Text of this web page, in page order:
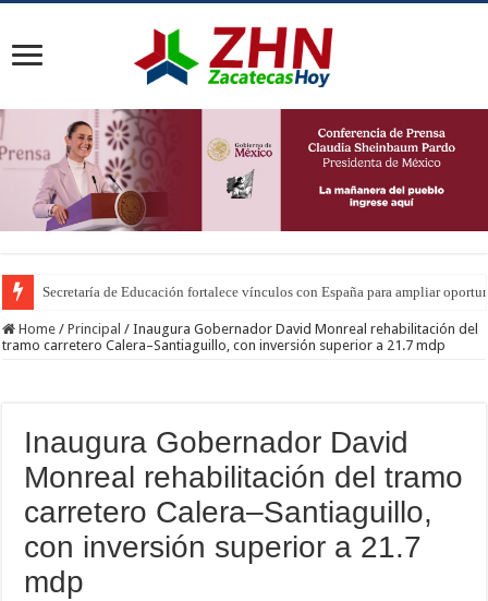
Secretaría de Educación fortalece vínculos con España para ampliar
Home / Principal / Inaugura Gobernador David Monreal rehabilitación del
tramo carretero Calera–Santiaguillo, con inversión superior a 21.7 mdp
Inaugura Gobernador David
Monreal rehabilitación del tramo
carretero Calera–Santiaguillo,
con inversión superior a 21.7
mdp